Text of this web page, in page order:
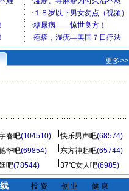
更多>>
春吧(104510) 快乐男声吧(68574)
华吧(69854) 东方神起吧(65744)
吧(78544) 37℃女人吧(6985)
投 资 创 业 健 康